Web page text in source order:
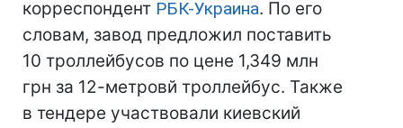
корреспондент РБК-Украина. По его
словам, завод предложил поставить
10 троллейбусов по цене 1,349 млн
грн за 12-метровй троллейбус. Также
в тендере участвовали киевский